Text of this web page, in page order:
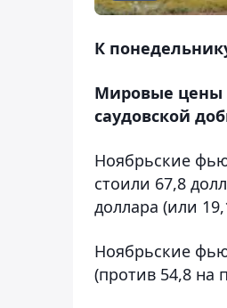
К
Мировые цены
саудовской
Ноябрьские
стоили 67,8
доллара (или
Ноябрьские
(против 54,8 на